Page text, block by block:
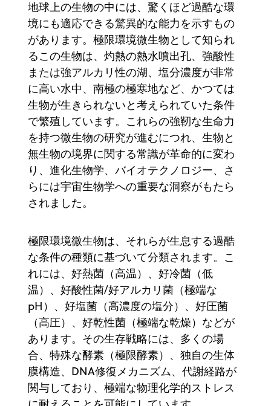
地球上の生物の中には、驚くほど過酷な環
境にも適応できる驚異的な能力を示すもの
があります。極限環境微生物として知られ
るこの生物は、灼熱の熱水噴出孔、強酸性
または強アルカリ性の湖、塩分濃度が非常
に高い水中、南極の極寒地など、かつては
生物が生きられないと考えられていた条件
で繁殖しています。これらの強靭な生命力
を持つ微生物の研究が進むにつれ、生物と
無生物の境界に関する常識が革命的に変わ
り、進化生物学、バイオテクノロジー、さ
らには宇宙生物学への重要な洞察がもたら
されました。
極限環境微生物は、それらが生息する過酷
な条件の種類に基づいて分類されます。こ
れには、好熱菌（高温）、好冷菌（低
温）、好酸性菌/好アルカリ菌（極端な
pH）、好塩菌（高濃度の塩分）、好圧菌
（高圧）、好乾性菌（極端な乾燥）などが
あります。その生存戦略には、多くの場
合、特殊な酵素（極限酵素）、独自の生体
膜構造、DNA修復メカニズム、代謝経路が
関与しており、極端な物理化学的ストレス